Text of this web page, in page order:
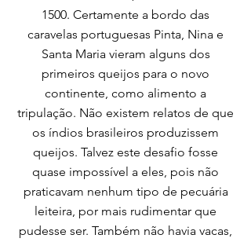
1500. Certamente a bordo das
caravelas portuguesas Pinta, Nina e
Santa Maria vieram alguns dos
primeiros queijos para o novo
continente, como alimento a
tripulação. Não existem relatos de que
os índios brasileiros produzissem
queijos. Talvez este desafio fosse
quase impossível a eles, pois não
praticavam nenhum tipo de pecuária
leiteira, por mais rudimentar que
pudesse ser. Também não havia vacas,